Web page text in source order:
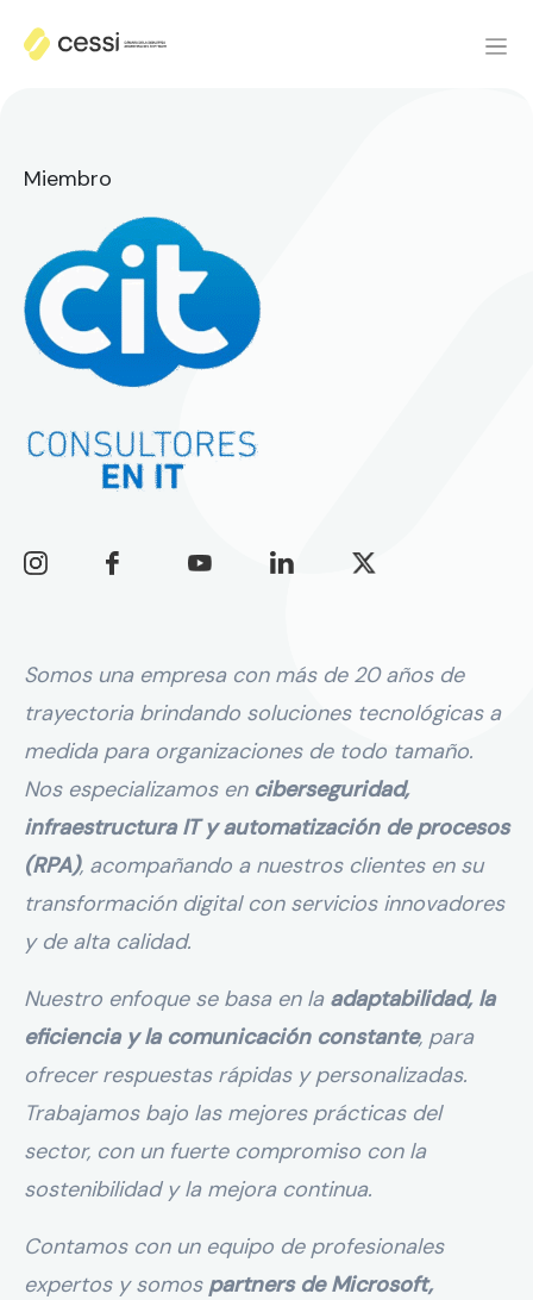
Miembro
Somos una empresa con más de 20 años de
trayectoria brindando soluciones tecnológicas a
medida para organizaciones de todo tamaño.
Nos especializamos en ciberseguridad,
infraestructura IT y automatización de procesos
(RPA), acompañando a nuestros clientes en su
transformación digital con servicios innovadores
y de alta calidad.
Nuestro enfoque se basa en la adaptabilidad, la
eficiencia y la comunicación constante, para
ofrecer respuestas rápidas y personalizadas.
Trabajamos bajo las mejores prácticas del
sector, con un fuerte compromiso con la
sostenibilidad y la mejora continua.
Contamos con un equipo de profesionales
expertos y somos partners de Microsoft,